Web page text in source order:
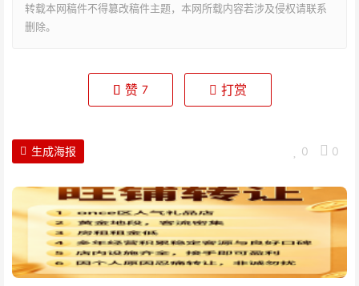
转载本网稿件不得篡改稿件主题，本网所载内容若涉及侵权请联系
删除。
赞 7 打赏
0 0
生成海报